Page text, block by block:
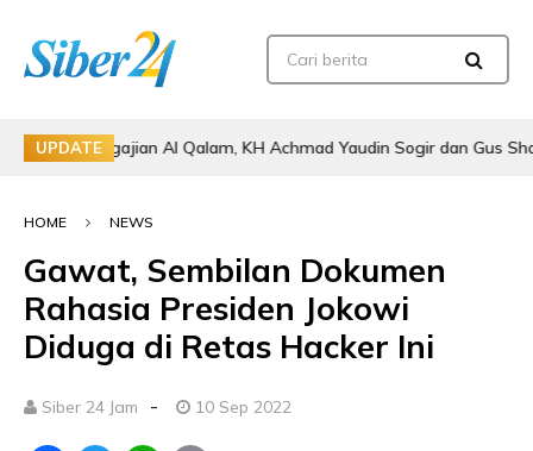
UPDATEAl Qalam, KH Achmad Yaudin Sogir dan Gus Sholeh Beri
HOME NEWS
Gawat, Sembilan Dokumen
Rahasia Presiden Jokowi
Diduga di Retas Hacker Ini
Siber 24 Jam - 10 Sep 2022